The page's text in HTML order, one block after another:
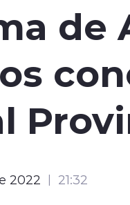
de
2022 21:32